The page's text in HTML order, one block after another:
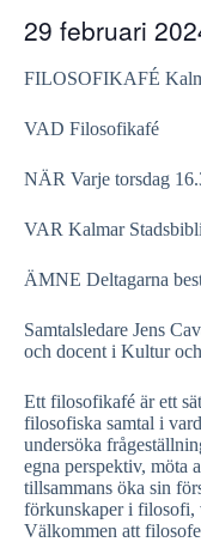
29 februari
FILOSOFIKAFÉ
VAD Filosofikafé
NÄR Varje torsdag
VAR Kalmar
ÄMNE Deltagarna
Samtalsledare Jens
och docent i Kultur
Ett filosofikafé är ett
filosofiska samtal i
undersöka
egna perspektiv, möta
tillsammans öka sin
förkunskaper i filosofi,
Välkommen att